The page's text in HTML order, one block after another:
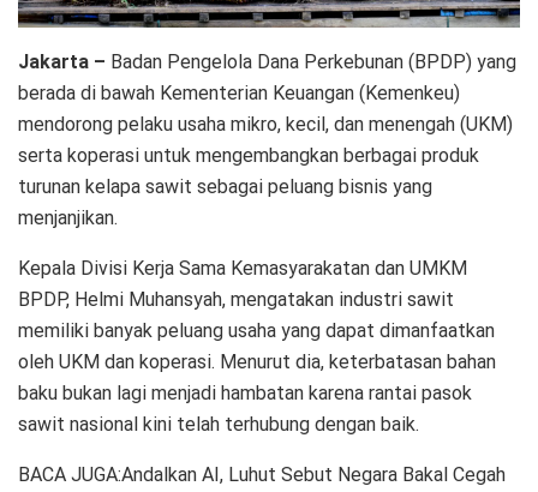
Jakarta – Badan Pengelola Dana Perkebunan (BPDP) yang
berada di bawah Kementerian Keuangan (Kemenkeu)
mendorong pelaku usaha mikro, kecil, dan menengah (UKM)
serta koperasi untuk mengembangkan berbagai produk
turunan kelapa sawit sebagai peluang bisnis yang
menjanjikan.
Kepala Divisi Kerja Sama Kemasyarakatan dan UMKM
BPDP, Helmi Muhansyah, mengatakan industri sawit
memiliki banyak peluang usaha yang dapat dimanfaatkan
oleh UKM dan koperasi. Menurut dia, keterbatasan bahan
baku bukan lagi menjadi hambatan karena rantai pasok
sawit nasional kini telah terhubung dengan baik.
BACA JUGA:Andalkan AI, Luhut Sebut Negara Bakal Cegah